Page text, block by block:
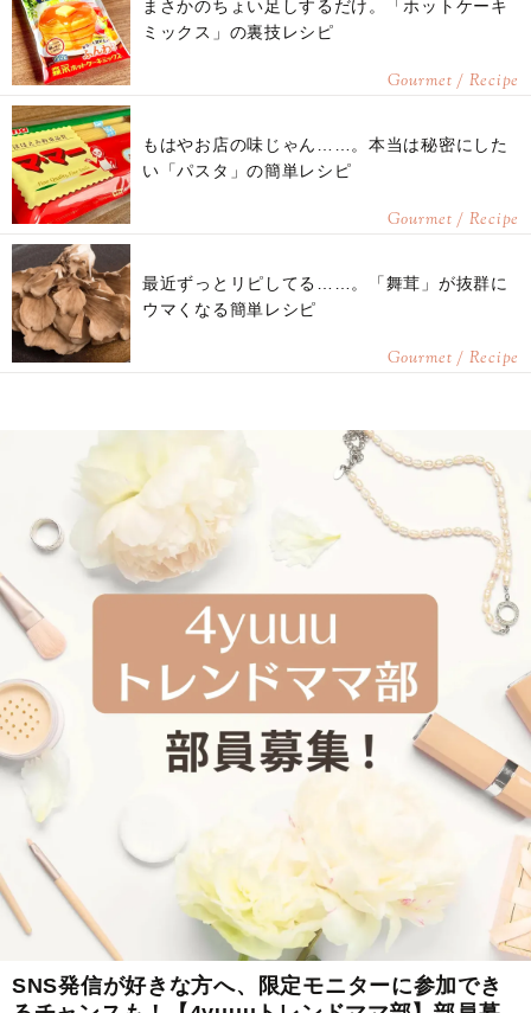
まさかのちょい足しするだけ。「ホットケーキ
ミックス」の裏技レシピ
Gourmet / Recipe
もはやお店の味じゃん……。本当は秘密にした
い「パスタ」の簡単レシピ
Gourmet / Recipe
最近ずっとリピしてる……。「舞茸」が抜群に
ウマくなる簡単レシピ
Gourmet / Recipe
SNS発信が好きな方へ、限定モニターに参加でき